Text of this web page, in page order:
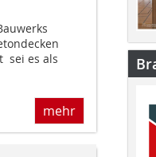
sei es als
mehr